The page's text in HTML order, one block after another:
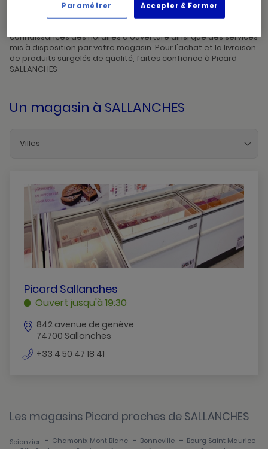
Picard, créateur de saveurs et commerçant de proximité, vous
connaissances des horaires d'ouverture ainsi que des services
mis à disposition par votre magasin. Pour l'achat et la livraison
de produits surgelés de qualité, faites confiance à Picard
SALLANCHES
Un magasin à SALLANCHES
Villes
Annemasse
Anthy-Sur-Leman
Bonneville
Chamonix-Mont-Blanc
Epagny
Publier
Saint-Julien-En-Genevois
Sallanches
Seynod
Thonon-Les-Bains
PICARD
SALLANCHES
Picard Sallanches
Ouvert jusqu'à 19:30
842 avenue de genève
74700 Sallanches
+33 4 50 47 18 41
Les magasins Picard proches de SALLANCHES
Scionzier - Chamonix Mont Blanc - Bonneville - Bourg Saint Maurice
Accepter & Fermer
Paramétrer